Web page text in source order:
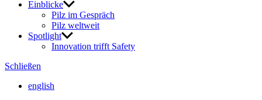
Einblicke
Pilz im Gespräch
Pilz welt­weit
Spot­light
Inno­va­tion trifft Safety
Schließen
english